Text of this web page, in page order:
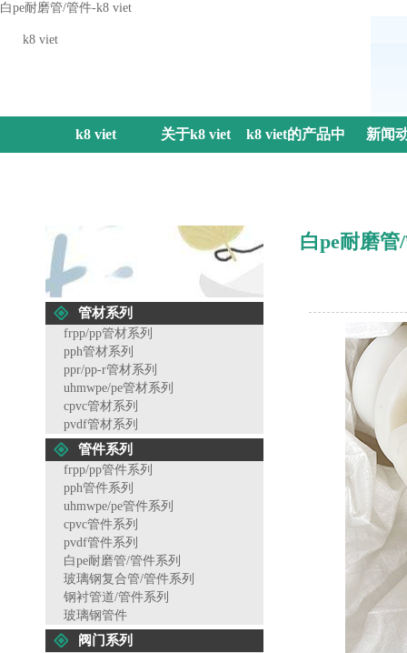
白pe耐磨管/管件-k8 viet
k8 viet
k8 viet 关于k8 viet k8 viet的产品中 新闻
管材系列
frpp/pp管材系列
pph管材系列
ppr/pp-r管材系列
uhmwpe/pe管材系列
cpvc管材系列
pvdf管材系列
管件系列
frpp/pp管件系列
pph管件系列
uhmwpe/pe管件系列
cpvc管件系列
pvdf管件系列
白pe耐磨管/管件系列
玻璃钢复合管/管件系列
钢衬管道/管件系列
玻璃钢管件
阀门系列
白pe耐磨管